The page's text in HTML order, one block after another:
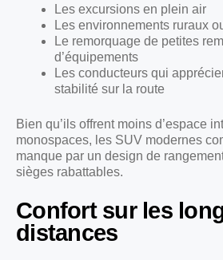
Les excursions en plein air
Les environnements ruraux
Le remorquage de petites
d’équipements
Les conducteurs qui
stabilité sur la route
Bien qu’ils offrent moins d’espace
monospaces, les SUV modernes
manque par un design de
sièges rabattables.
Confort sur les
distances